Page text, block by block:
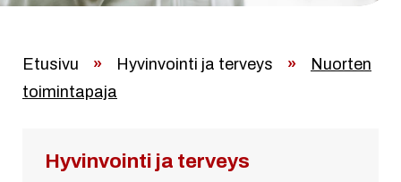
Etusivu » Hyvinvointi ja terveys »
Nuorten
toimintapaja
Hyvinvointi ja terveys